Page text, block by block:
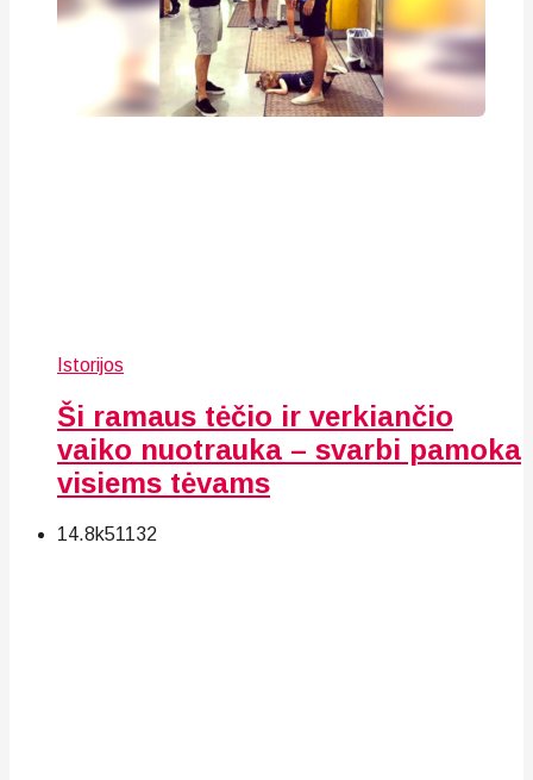
Istorijos
Ši ramaus tėčio ir verkiančio
vaiko nuotrauka – svarbi pamoka
visiems tėvams
14.8k51 132